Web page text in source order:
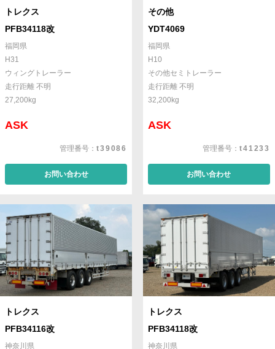
トレクス
PFB34118改
福岡県
H31
ウィングトレーラー
走行距離 不明
27,200kg
ASK
管理番号：t39086
お問い合わせ
その他
YDT4069
福岡県
H10
その他セミトレーラー
走行距離 不明
32,200kg
ASK
管理番号：t41233
お問い合わせ
トレクス
PFB34116改
神奈川県
トレクス
PFB34118改
神奈川県